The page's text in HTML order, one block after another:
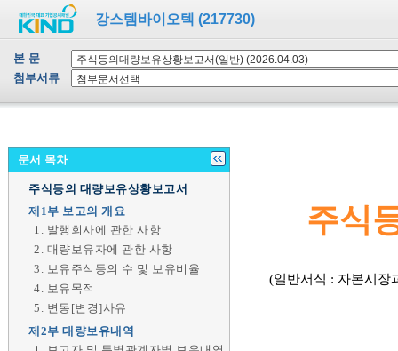
강스템바이오텍 (217730)
본 문
첨부서류
문서 목차